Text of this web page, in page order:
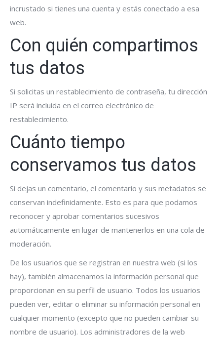
incrustado si tienes una cuenta y estás conectado a esa
web.
Con quién compartimos
tus datos
Si solicitas un restablecimiento de contraseña, tu dirección
IP será incluida en el correo electrónico de
restablecimiento.
Cuánto tiempo
conservamos tus datos
Si dejas un comentario, el comentario y sus metadatos se
conservan indefinidamente. Esto es para que podamos
reconocer y aprobar comentarios sucesivos
automáticamente en lugar de mantenerlos en una cola de
moderación.
De los usuarios que se registran en nuestra web (si los
hay), también almacenamos la información personal que
proporcionan en su perfil de usuario. Todos los usuarios
pueden ver, editar o eliminar su información personal en
cualquier momento (excepto que no pueden cambiar su
nombre de usuario). Los administradores de la web